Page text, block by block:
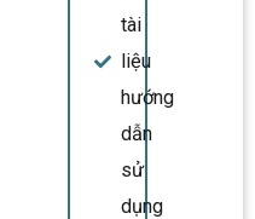
tài
liệu
hướng
dẫn
sử
dụng